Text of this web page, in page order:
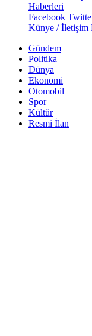
Haberleri
Facebook
Künye / İletişim
Gündem
Politika
Dünya
Ekonomi
Otomobil
Spor
Kültür
Resmi İlan